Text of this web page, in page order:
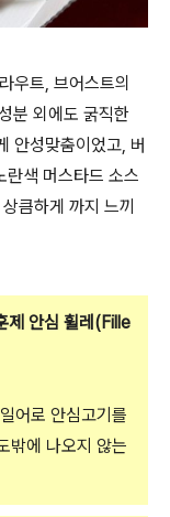
우트, 브어스트의
분 외에도 굵직한
안성맞춤이었고, 버
란색 머스타드 소스
큼하게 까지 느끼
제 안심 휠레(Fille
어로 안심고기를
밖에 나오지 않는